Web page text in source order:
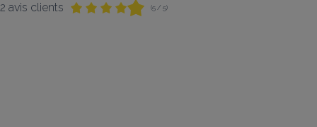
2 avis clients (5 / 5)